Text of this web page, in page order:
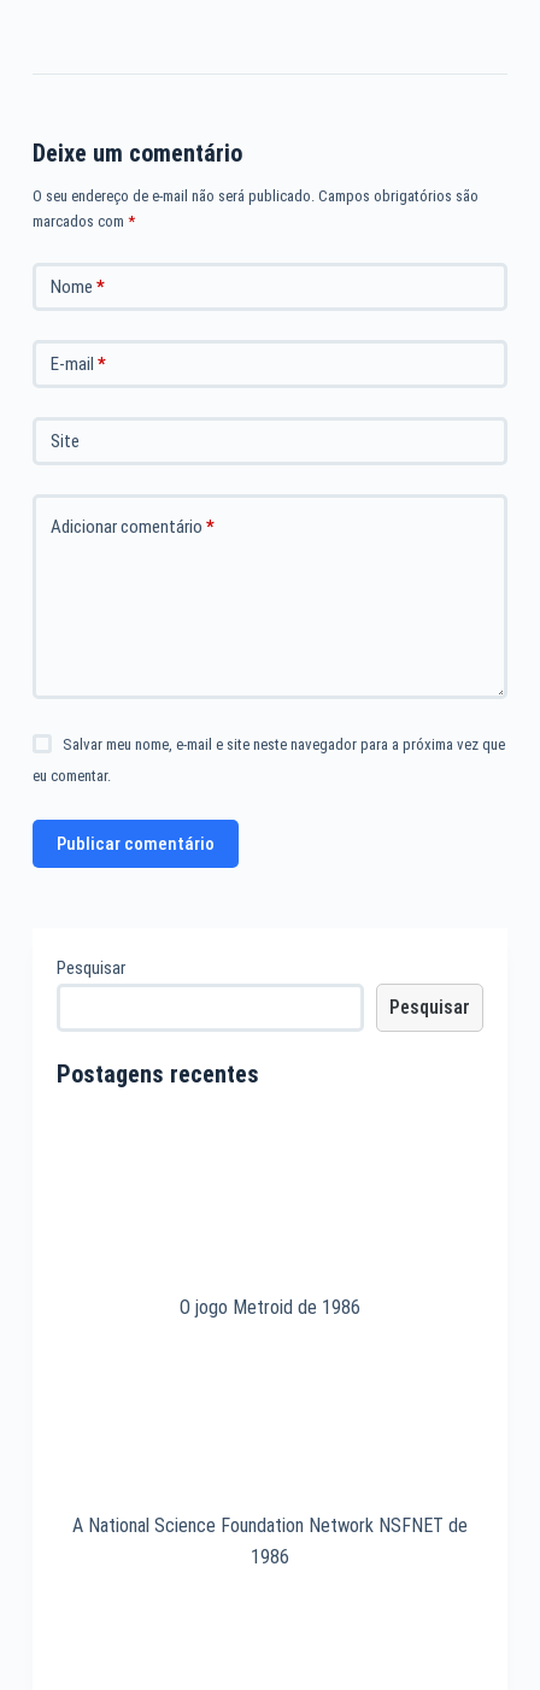
Deixe um comentário
O seu endereço de e-mail não será publicado. Campos obrigatórios são
marcados com *
Nome *
E-mail *
Site
Adicionar comentário *
Salvar meu nome, e-mail e site neste navegador para a próxima vez que
eu comentar.
Publicar comentário
Pesquisar
Pesquisar
Postagens recentes
O jogo Metroid de 1986
A National Science Foundation Network NSFNET de
1986